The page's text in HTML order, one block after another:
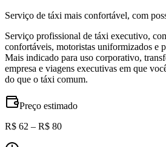
Serviço de táxi mais confortável, com
Serviço profissional de táxi executivo,
confortáveis, motoristas uniformizados e
Mais indicado para uso corporativo,
empresa e viagens executivas em que
do que o táxi comum.
Preço estimado
R$ 62 – R$ 80